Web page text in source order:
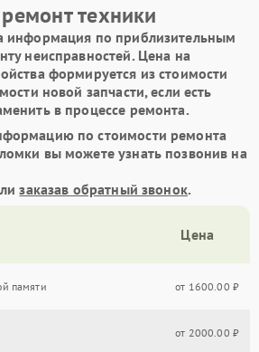
техники
информация по приблизительным
неисправностей. Цена на
формируется из стоимости
новой запчасти, если есть
в процессе ремонта.
по стоимости ремонта
вы можете узнать позвонив на
заказав обратный звонок.
Цена
памяти от 1600.00 ₽
от 2000.00 ₽